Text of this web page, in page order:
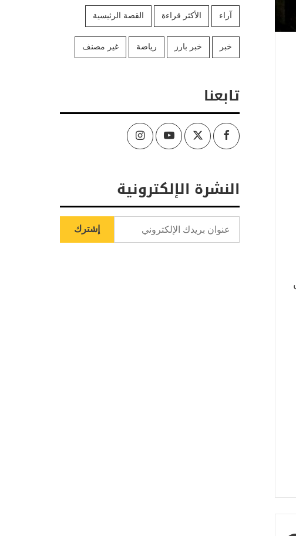
آراء الأكثر قراءة القصة الرئيسية
خبر خبر بارز رياضة غير مصنف
تابعنا
Facebook
Twitter
Youtube
Instagram
النشرة الإلكترونية